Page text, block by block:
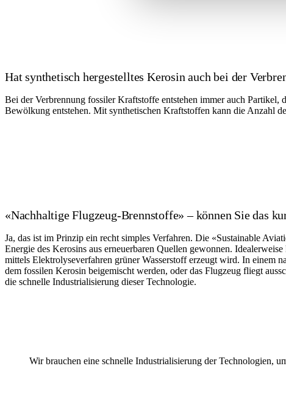
Hat synthetisch hergestelltes Kerosin auch bei der
Bei der Verbrennung fossiler Kraftstoffe entstehen immer auch
Bewölkung entstehen. Mit synthetischen Kraftstoffen kann die Anzahl
«Nachhaltige Flugzeug-Brennstoffe» – können Sie das
Ja, das ist im Prinzip ein recht simples Verfahren. Die «Sustainable
Energie des Kerosins aus erneuerbaren Quellen gewonnen.
mittels Elektrolyseverfahren grüner Wasserstoff erzeugt wird. In einem
dem fossilen Kerosin beigemischt werden, oder das Flugzeug fliegt
die schnelle Industrialisierung dieser Technologie.
Wir brauchen eine schnelle Industrialisierung der Technologien,